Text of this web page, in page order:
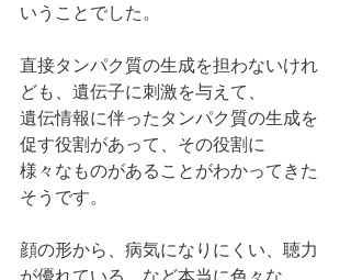
いうことでした。
直接タンパク質の生成を担わないけれ
ども、遺伝子に刺激を与えて、
遺伝情報に伴ったタンパク質の生成を
促す役割があって、その役割に
様々なものがあることがわかってきた
そうです。
顔の形から、病気になりにくい、聴力
が優れている、など本当に色々な